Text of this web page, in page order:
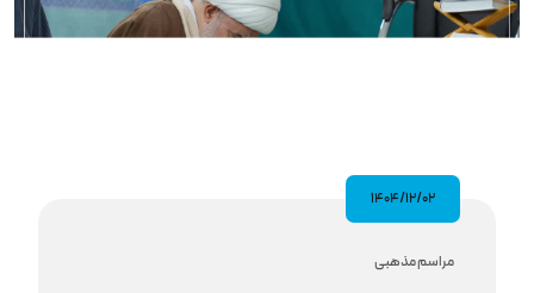
۱۴۰۴/۱۲/۰۲
مراسم مذهبى